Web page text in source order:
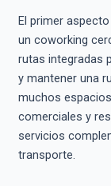
El primer
un coworking
rutas integradas
y mantener una
muchos
comerciales y
servicios
transporte.